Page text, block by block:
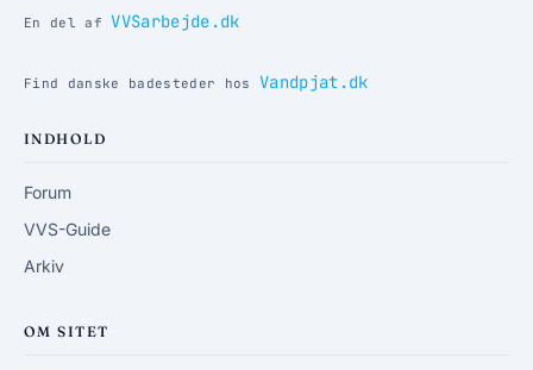
En del af VVSarbejde.dk
Find danske badesteder hos Vandpjat.dk
INDHOLD
Forum
VVS-Guide
Arkiv
OM SITET